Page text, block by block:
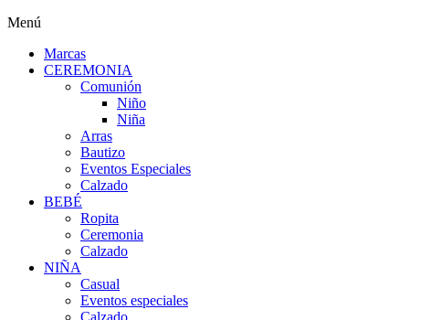
Menú
Marcas
CEREMONIA
Comunión
Niño
Niña
Arras
Bautizo
Eventos Especiales
Calzado
BEBÉ
Ropita
Ceremonia
Calzado
NIÑA
Casual
Eventos especiales
Calzado